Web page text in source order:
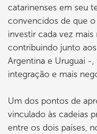
catarinenses em seu
convencidos de que o
investir cada vez
contribuindo junto
Argentina e Uruguai -
integração e mais
Um dos pontos de
vinculado às cadeias
entre os dois países,